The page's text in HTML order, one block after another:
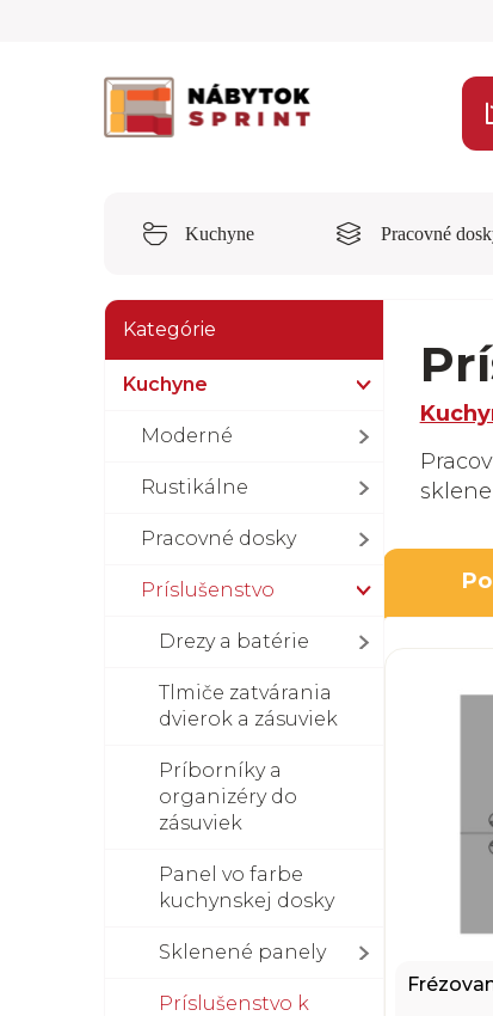
Kuchyne Pracovné
Kategórie
Kuchyne
Moderné
Rustikálne
Pracovné dosky
Príslušenstvo
Drezy a batérie
Tlmiče zatvárania
dvierok a zásuviek
Príborníky a
organizéry do
zásuviek
Panel vo farbe
kuchynskej dosky
Sklenené panely
Príslušenstvo k